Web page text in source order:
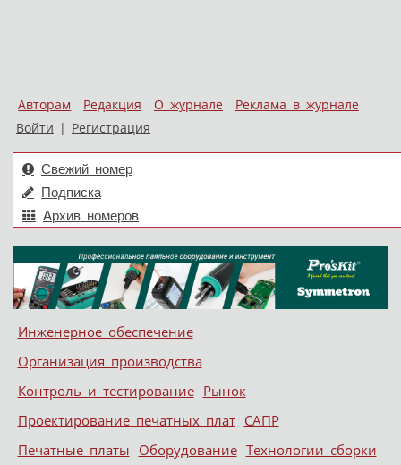
Авторам Редакция О журнале
Реклама в журнале
Войти | Регистрация
Свежий номер
Подписка
Архив номеров
Меню
Skip to content
Инженерное обеспечение
Организация производства
Контроль и тестирование Рынок
Проектирование печатных плат САПР
Печатные платы Оборудование Технологии сборки